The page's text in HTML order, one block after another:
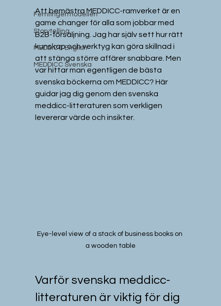
Femfingermodellen
Storytelling
MEDDICC English
MEDDICC Svenska
Att bemästra MEDDICC-ramverket är en
game changer för alla som jobbar med
B2B-försäljning. Jag har själv sett hur rätt
kunskap och verktyg kan göra skillnad i
att stänga större affärer snabbare. Men
var hittar man egentligen de bästa
svenska böckerna om MEDDICC? Här
guidar jag dig genom den svenska
meddicc-litteraturen som verkligen
levererar värde och insikter.
Eye-level view of a stack of business books on
a wooden table
Varför svenska meddicc-
litteraturen är viktig för dig